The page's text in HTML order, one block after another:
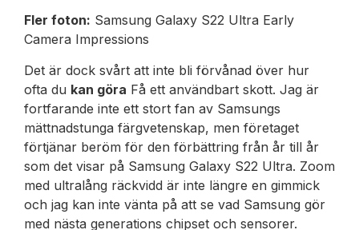
Fler foton: Samsung Galaxy S22 Ultra Early
Camera Impressions
Det är dock svårt att inte bli förvånad över hur
ofta du kan göra Få ett användbart skott. Jag är
fortfarande inte ett stort fan av Samsungs
mättnadstunga färgvetenskap, men företaget
förtjänar beröm för den förbättring från år till år
som det visar på Samsung Galaxy S22 Ultra. Zoom
med ultralång räckvidd är inte längre en gimmick
och jag kan inte vänta på att se vad Samsung gör
med nästa generations chipset och sensorer.